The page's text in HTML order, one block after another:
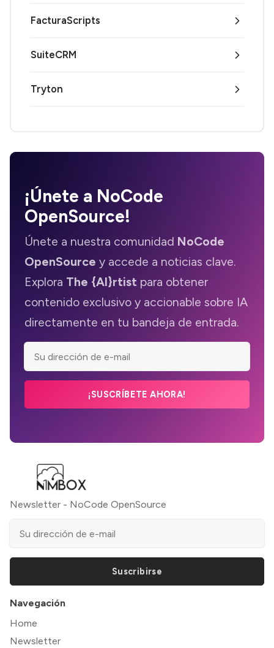
FacturaScripts
SuiteCRM
Tryton
¡Únete a NoCode
OpenSource!
Únete a nuestra comunidad NoCode
OpenSource y accede a noticias clave.
Explora The {AI}rtist para obtener
contenido exclusivo y accionable sobre IA
directamente en tu bandeja de entrada.
¡SUSCRÍBETE AHORA!
Newsletter - NoCode OpenSource
Suscribirse
Navegación
Home
Newsletter